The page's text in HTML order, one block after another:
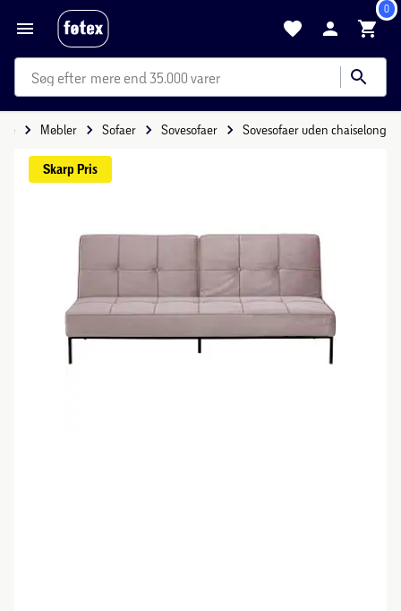
0
mere end 35.000 varer
Møbler Sofaer Sovesofaer Sovesofaer uden chaiselong
Skarp Pris